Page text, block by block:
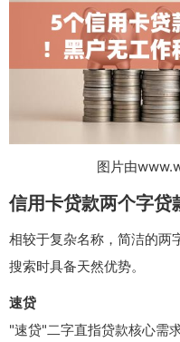
图片由
信用卡贷款两个字贷
相较于复杂名称，简洁的两
搜索时具备天然优势。
速贷
"速贷"二字直指贷款核心需